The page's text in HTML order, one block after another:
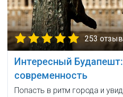
253
Интересный
современность
Попасть в ритм города и